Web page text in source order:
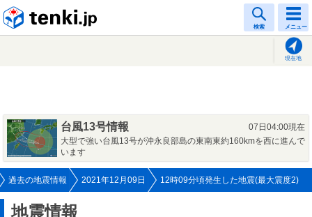
検索 メニュー
現在地
台風13号情報
07日04:00現在
大型で強い台風13号が沖永良部島の東南東約160kmを西に進んで
います
過去の地震情報 2021年12月09日 12時09分頃発生した地震(最大震度2)
地震情報